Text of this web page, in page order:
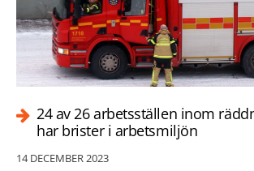
24 av 26 arbetsställen inom
har brister i arbetsmiljön
14 DECEMBER 2023